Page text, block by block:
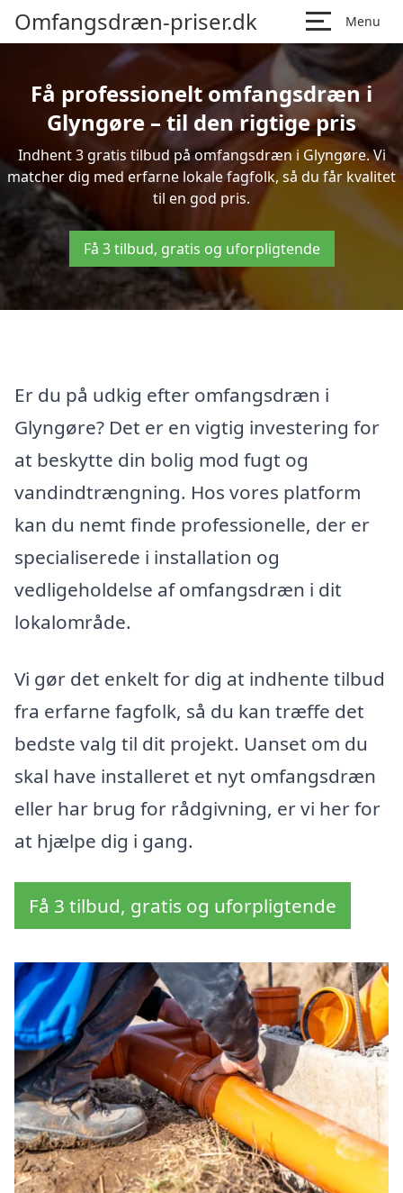
Omfangsdræn-priser.dk Menu
Få professionelt omfangsdræn i
Glyngøre – til den rigtige pris
Indhent 3 gratis tilbud på omfangsdræn i Glyngøre. Vi
matcher dig med erfarne lokale fagfolk, så du får kvalitet
til en god pris.
Få 3 tilbud, gratis og uforpligtende
Er du på udkig efter omfangsdræn i
Glyngøre? Det er en vigtig investering for
at beskytte din bolig mod fugt og
vandindtrængning. Hos vores platform
kan du nemt finde professionelle, der er
specialiserede i installation og
vedligeholdelse af omfangsdræn i dit
lokalområde.
Vi gør det enkelt for dig at indhente tilbud
fra erfarne fagfolk, så du kan træffe det
bedste valg til dit projekt. Uanset om du
skal have installeret et nyt omfangsdræn
eller har brug for rådgivning, er vi her for
at hjælpe dig i gang.
Få 3 tilbud, gratis og uforpligtende